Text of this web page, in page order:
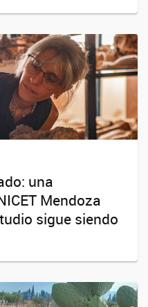
una
Mendoza
sigue siendo